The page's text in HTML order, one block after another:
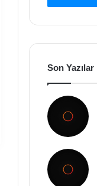
Son Yazılar